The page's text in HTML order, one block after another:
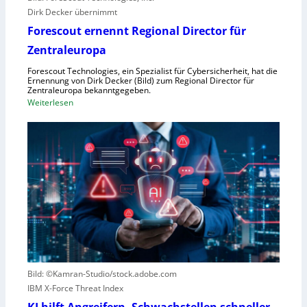
e
n
V
o
w
ü
r
e
g
e
n
S
c
h
l
e
Dirk Decker übernimmt
Forescout ernennt Regional Director für
Zentraleuropa
Forescout Technologies, ein Spezialist für Cybersicherheit, hat die
Ernennung von Dirk Decker (Bild) zum Regional Director für
Zentraleuropa bekanntgegeben.
Weiterlesen:
r
e
s
c
o
u
t
r
n
e
n
Bild: ©Kamran-Studio/stock.adobe.com
IBM X-Force Threat Index